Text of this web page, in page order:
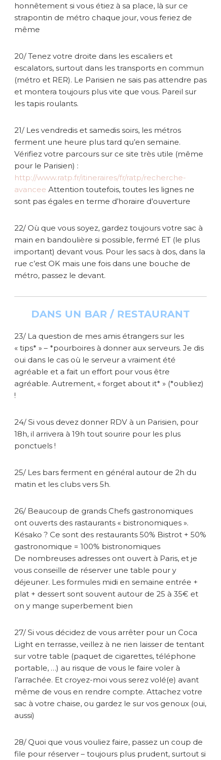
honnêtement si vous étiez à sa place, là sur ce
strapontin de métro chaque jour, vous feriez de
même
20/ Tenez votre droite dans les escaliers et
escalators, surtout dans les transports en commun
(métro et RER). Le Parisien ne sais pas attendre pas
et montera toujours plus vite que vous. Pareil sur
les tapis roulants.
21/ Les vendredis et samedis soirs, les métros
ferment une heure plus tard qu’en semaine.
Vérifiez votre parcours sur ce site très utile (même
pour le Parisien) :
http://www.ratp.fr/itineraires/fr/ratp/recherche-
avancee Attention toutefois, toutes les lignes ne
sont pas égales en terme d’horaire d’ouverture
22/ Où que vous soyez, gardez toujours votre sac à
main en bandoulière si possible, fermé ET (le plus
important) devant vous. Pour les sacs à dos, dans la
rue c’est OK mais une fois dans une bouche de
métro, passez le devant.
DANS UN BAR / RESTAURANT
23/ La question de mes amis étrangers sur les
« tips* » – *pourboires à donner aux serveurs. Je dis
oui dans le cas où le serveur a vraiment été
agréable et a fait un effort pour vous être
agréable. Autrement, « forget about it* » (*oubliez)
!
24/ Si vous devez donner RDV à un Parisien, pour
18h, il arrivera à 19h tout sourire pour les plus
ponctuels !
25/ Les bars ferment en général autour de 2h du
matin et les clubs vers 5h.
26/ Beaucoup de grands Chefs gastronomiques
ont ouverts des rastaurants « bistronomiques ».
Késako ? Ce sont des restaurants 50% Bistrot + 50%
gastronomique = 100% bistronomiques
De nombreuses adresses ont ouvert à Paris, et je
vous conseille de réserver une table pour y
déjeuner. Les formules midi en semaine entrée +
plat + dessert sont souvent autour de 25 à 35€ et
on y mange superbement bien
27/ Si vous décidez de vous arrêter pour un Coca
Light en terrasse, veillez à ne rien laisser de tentant
sur votre table (paquet de cigarettes, téléphone
portable, …) au risque de vous le faire voler à
l’arrachée. Et croyez-moi vous serez volé(e) avant
même de vous en rendre compte. Attachez votre
sac à votre chaise, ou gardez le sur vos genoux (oui,
aussi)
28/ Quoi que vous vouliez faire, passez un coup de
file pour réserver – toujours plus prudent, surtout si